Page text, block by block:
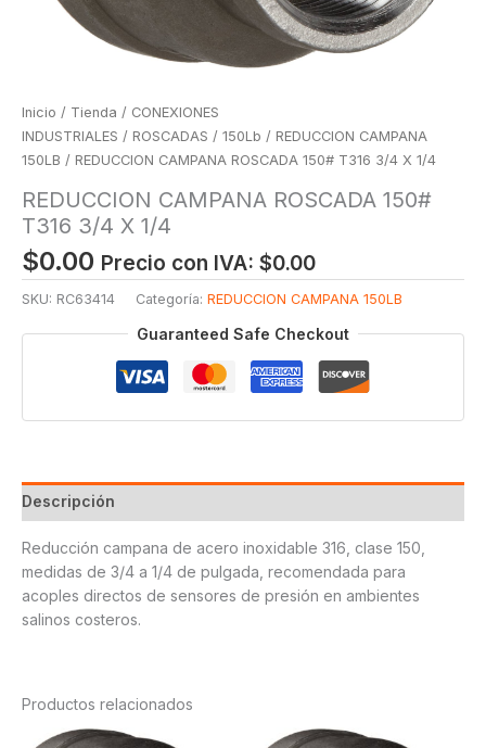
Inicio / Tienda / CONEXIONES
INDUSTRIALES / ROSCADAS / 150Lb / REDUCCION CAMPANA
150LB / REDUCCION CAMPANA ROSCADA 150# T316 3/4 X 1/4
REDUCCION CAMPANA ROSCADA 150#
T316 3/4 X 1/4
$0.00 Precio con IVA: $0.00
SKU: RC63414 Categoría: REDUCCION CAMPANA 150LB
Guaranteed Safe Checkout
Descripción
Reducción campana de acero inoxidable 316, clase 150,
medidas de 3/4 a 1/4 de pulgada, recomendada para
acoples directos de sensores de presión en ambientes
salinos costeros.
Productos relacionados